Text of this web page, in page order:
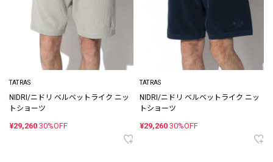
TATRAS
NIDRI/ニドリ ベルベットライク ニッ
トショーツ
¥29,260 30%OFF
TATRAS
NIDRI/ニドリ ベルベットライク ニッ
トショーツ
¥29,260 30%OFF